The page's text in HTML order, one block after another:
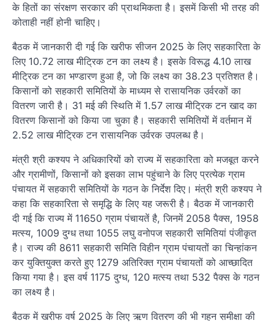
के हितों का संरक्षण सरकार की प्राथमिकता है। इसमें किसी भी तरह की
कोताही नहीं होनी चाहिए।
बैठक में जानकारी दी गई कि खरीफ सीजन 2025 के लिए सहकारिता के
लिए 10.72 लाख मीट्रिक टन का लक्ष्य है। इसके विरूद्ध 4.10 लाख
मीट्रिक टन का भण्डारण हुआ है, जो कि लक्ष्य का 38.23 प्रतिशत है।
किसानों को सहकारी समितियों के माध्यम से रासायनिक उर्वरकों का
वितरण जारी है। 31 मई की स्थिति में 1.57 लाख मीट्रिक टन खाद का
वितरण किसानों को किया जा चुका है। सहकारी समितियों में वर्तमान में
2.52 लाख मीट्रिक टन रासायनिक उर्वरक उपलब्ध है।
मंत्री श्री कश्यप ने अधिकारियों को राज्य में सहकारिता को मजबूत करने
और ग्रामीणों, किसानों को इसका लाभ पहुंचाने के लिए प्रत्येक ग्राम
पंचायत में सहकारी समितियों के गठन के निर्देश दिए। मंत्री श्री कश्यप ने
कहा कि सहकारिता से समृद्धि के लिए यह जरूरी है। बैठक में जानकारी
दी गई कि राज्य में 11650 ग्राम पंचायतें है, जिनमें 2058 पैक्स, 1958
मत्स्य, 1009 दुग्ध तथा 1055 लघु वनोपज सहकारी समितियां पंजीकृत
है। राज्य की 8611 सहकारी समिति विहीन ग्राम पंचायतों का चिन्हांकन
कर युक्तियुक्त करते हुए 1279 अतिरिक्त ग्राम पंचायतों को आच्छादित
किया गया है। इस वर्ष 1175 दुग्ध, 120 मत्स्य तथा 532 पैक्स के गठन
का लक्ष्य है।
बैठक में खरीफ वर्ष 2025 के लिए ऋण वितरण की भी गहन समीक्षा की